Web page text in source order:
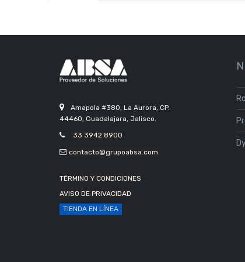
Amapola #380, La Aurora, CP.
44460, Guadalajara, Jalisco.
33 3942 8900
contacto@grupoabsa.com
TÉRMINO Y CONDICIONES
AVISO DE PRIVACIDAD
TIENDA EN LÍNEA